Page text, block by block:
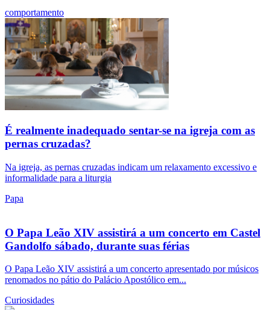
comportamento
É realmente inadequado sentar-se na igreja com as
pernas cruzadas?
Na igreja, as pernas cruzadas indicam um relaxamento excessivo e
informalidade para a liturgia
Papa
O Papa Leão XIV assistirá a um concerto em Castel
Gandolfo sábado, durante suas férias
O Papa Leão XIV assistirá a um concerto apresentado por músicos
renomados no pátio do Palácio Apostólico em...
Curiosidades